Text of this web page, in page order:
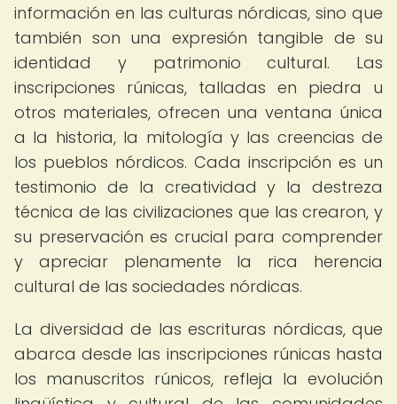
información en las culturas nórdicas, sino que
también son una expresión tangible de su
identidad y patrimonio cultural. Las
inscripciones rúnicas, talladas en piedra u
otros materiales, ofrecen una ventana única
a la historia, la mitología y las creencias de
los pueblos nórdicos. Cada inscripción es un
testimonio de la creatividad y la destreza
técnica de las civilizaciones que las crearon, y
su preservación es crucial para comprender
y apreciar plenamente la rica herencia
cultural de las sociedades nórdicas.
La diversidad de las escrituras nórdicas, que
abarca desde las inscripciones rúnicas hasta
los manuscritos rúnicos, refleja la evolución